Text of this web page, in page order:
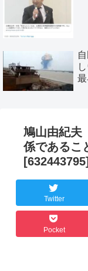
鳩山由紀夫
係であるこ
[632443795]
Twitter
Pocket